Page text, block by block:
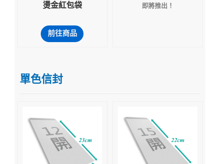
燙金紅包袋
前往商品
即將推出！
單色信封